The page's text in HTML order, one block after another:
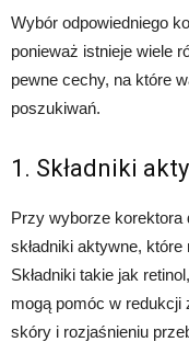
Wybór odpowiedniego
ponieważ istnieje wiele
pewne cechy, na które
poszukiwań.
1. Składniki
Przy wyborze korektora
składniki aktywne,
Składniki takie jak
mogą pomóc w
skóry i rozjaśnieniu